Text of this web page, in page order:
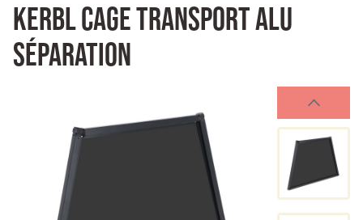
Kerbl Cage Transport Alu
Séparation